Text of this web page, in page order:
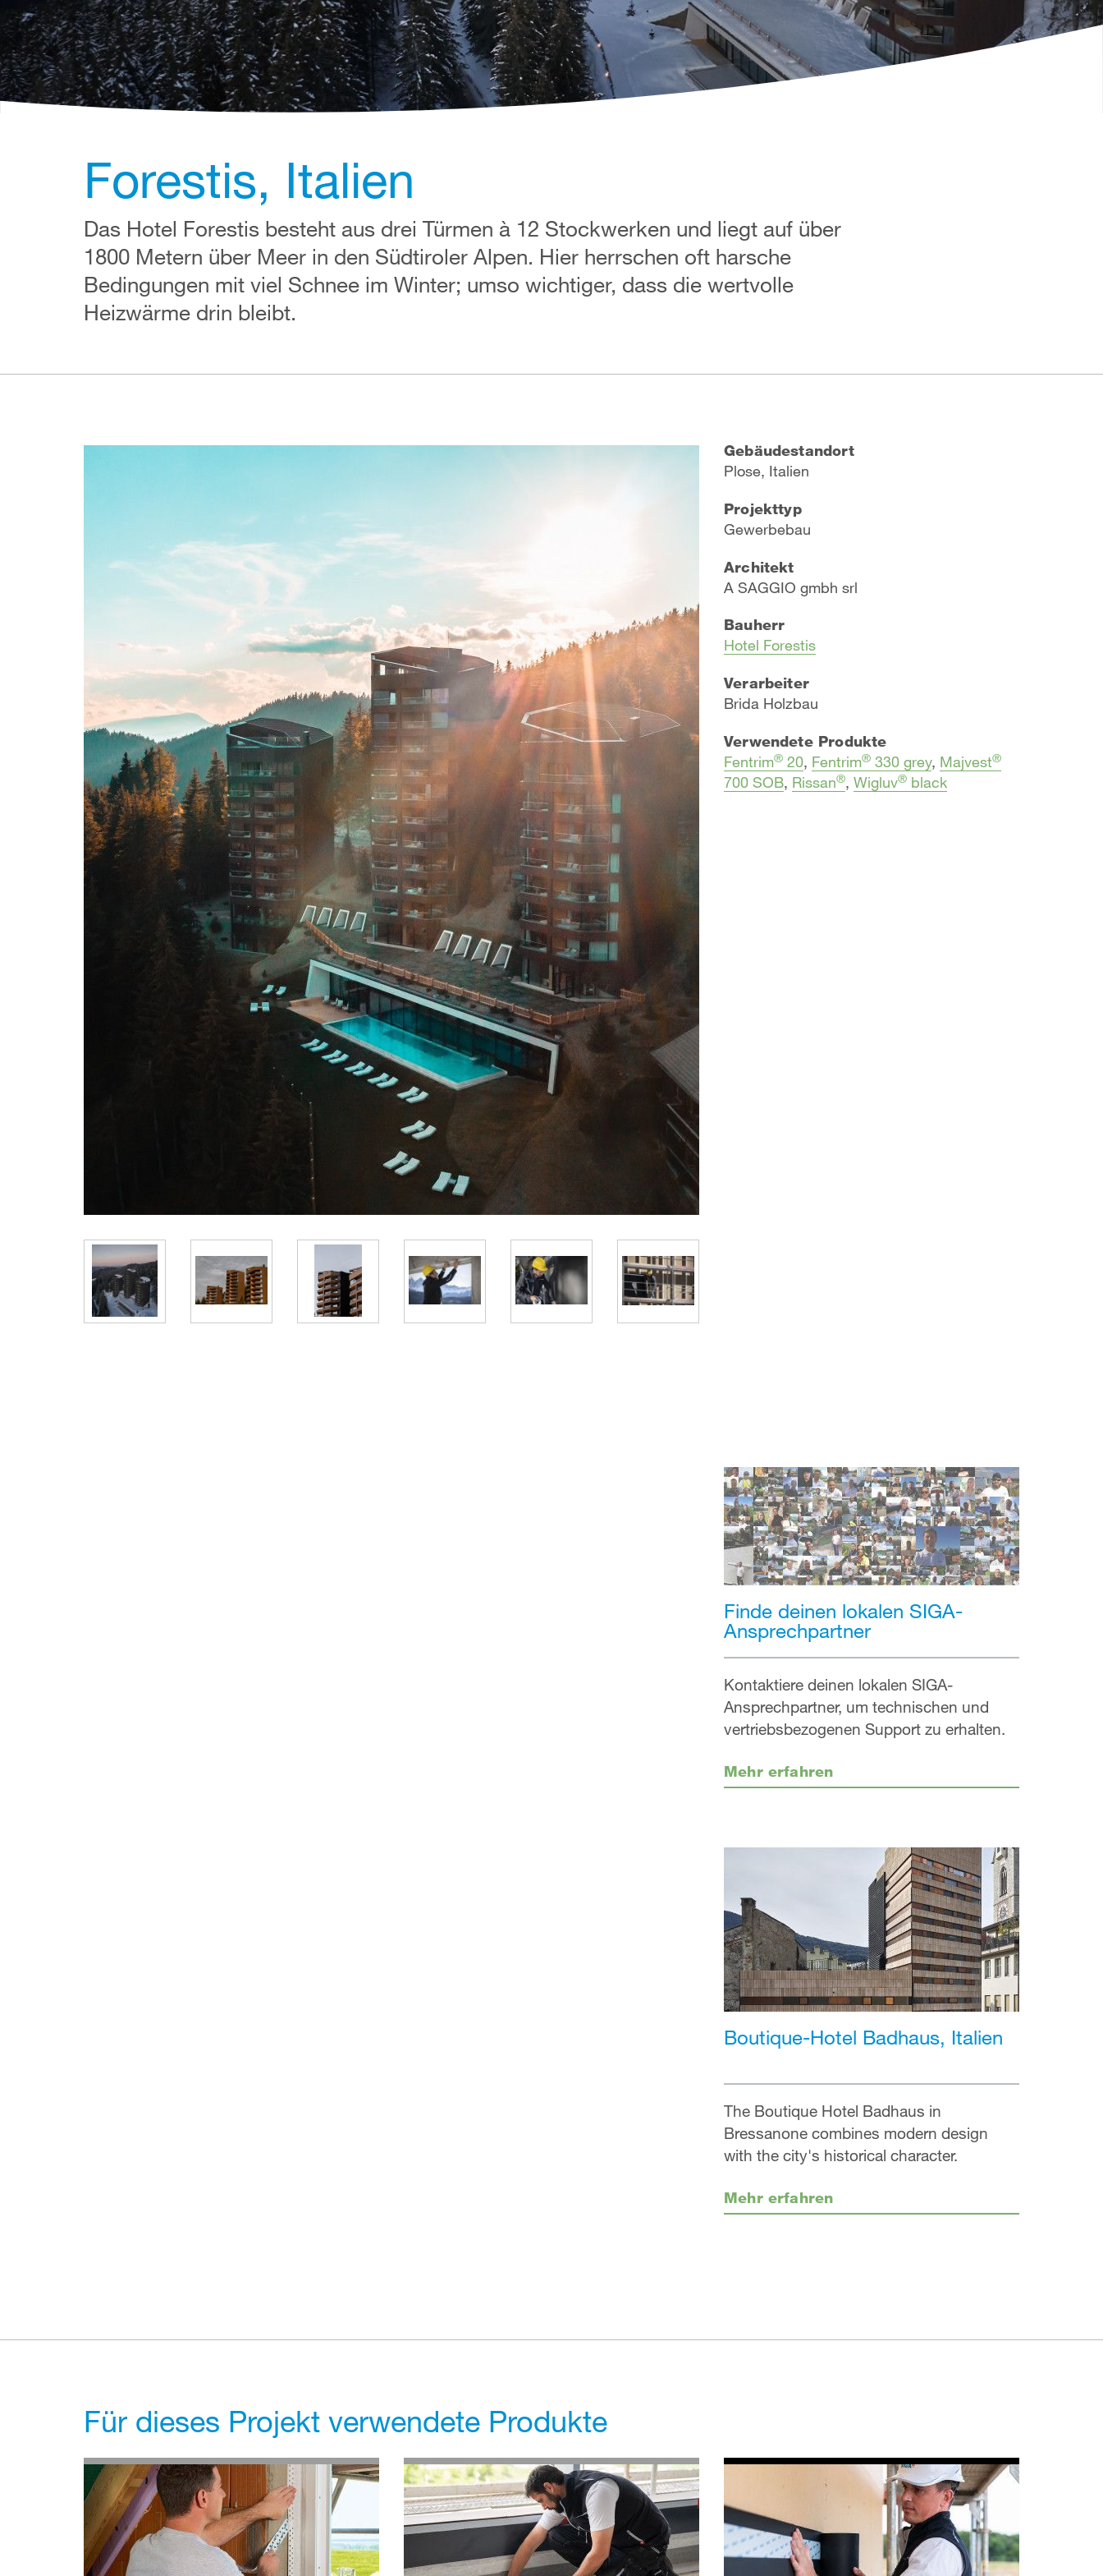
Forestis, Italien
Das Hotel Forestis besteht aus drei Türmen à 12 Stockwerken und liegt auf über
1800 Metern über Meer in den Südtiroler Alpen. Hier herrschen oft harsche
Bedingungen mit viel Schnee im Winter; umso wichtiger, dass die wertvolle
Heizwärme drin bleibt.
Gebäudestandort
Plose, Italien
Projekttyp
Gewerbebau
Architekt
A SAGGIO gmbh srl
Bauherr
Hotel Forestis
Verarbeiter
Brida Holzbau
Verwendete Produkte
Fentrim® 20, Fentrim® 330 grey, Majvest®
700 SOB, Rissan®, Wigluv® black
Finde deinen lokalen SIGA-
Ansprechpartner
Kontaktiere deinen lokalen SIGA-
Ansprechpartner, um technischen und
vertriebsbezogenen Support zu erhalten.
Mehr erfahren
Boutique-Hotel Badhaus, Italien
The Boutique Hotel Badhaus in
Bressanone combines modern design
with the city's historical character.
Mehr erfahren
Für dieses Projekt verwendete Produkte